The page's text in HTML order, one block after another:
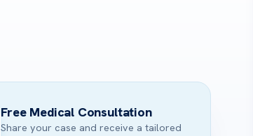
Free Medical Consultation
Share your case and receive a tailored